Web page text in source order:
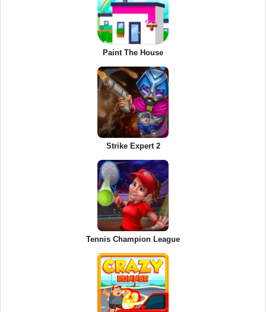
Paint The House
Strike Expert 2
Tennis Champion League